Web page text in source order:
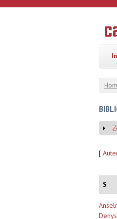
Overslaan en naar de inhoud gaan
van de
U
[
S